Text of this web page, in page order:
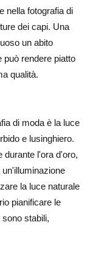
nella fotografia di
dei capi. Una
un abito
rendere piatto
qualità.
di moda è la luce
e lusinghiero.
durante l'ora d'oro,
la luce naturale
pianificare le
stabili,